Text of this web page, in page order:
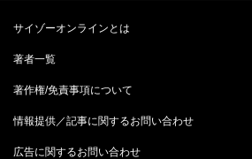
サイゾーオンラインとは
著者一覧
著作権/免責事項について
情報提供／記事に関するお問い合わせ
広告に関するお問い合わせ